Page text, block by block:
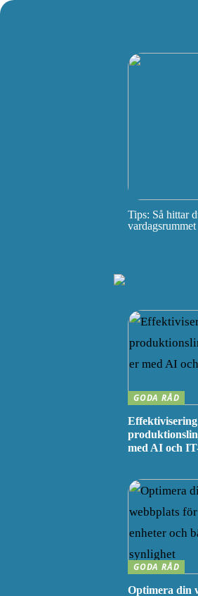
Tips: Så hittar
vardagsrummet
GODA RÅD
med AI och
GODA RÅD
Optimera din